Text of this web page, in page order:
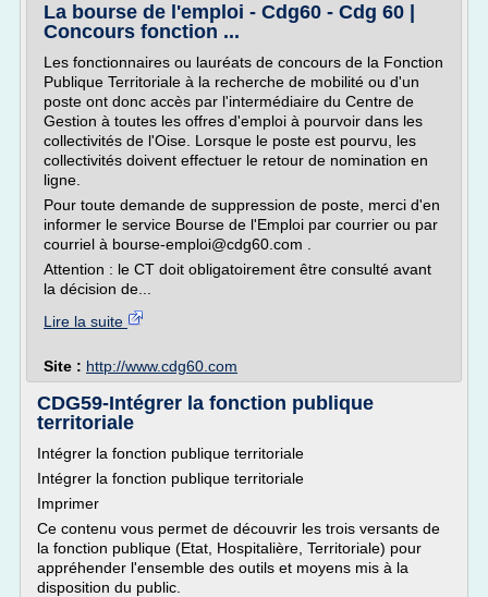
La bourse de l'emploi - Cdg60 - Cdg 60 |
Concours fonction ...
Les fonctionnaires ou lauréats de concours de la Fonction
Publique Territoriale à la recherche de mobilité ou d'un
poste ont donc accès par l'intermédiaire du Centre de
Gestion à toutes les offres d'emploi à pourvoir dans les
collectivités de l'Oise. Lorsque le poste est pourvu, les
collectivités doivent effectuer le retour de nomination en
ligne.
Pour toute demande de suppression de poste, merci d'en
informer le service Bourse de l'Emploi par courrier ou par
courriel à bourse-emploi@cdg60.com .
Attention : le CT doit obligatoirement être consulté avant
la décision de...
Lire la suite
Site : http://www.cdg60.com
CDG59-Intégrer la fonction publique
territoriale
Intégrer la fonction publique territoriale
Intégrer la fonction publique territoriale
Imprimer
Ce contenu vous permet de découvrir les trois versants de
la fonction publique (Etat, Hospitalière, Territoriale) pour
appréhender l'ensemble des outils et moyens mis à la
disposition du public.